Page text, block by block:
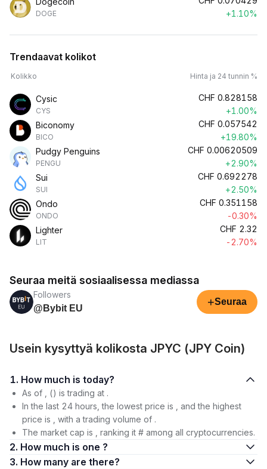
DOGE
+1.10%
Trendaavat kolikot
Kolikko Hinta ja 24 tunnin %
Cysic
CYS
CHF 0.828158
+1.00%
Biconomy
BICO
CHF 0.057542
+19.80%
Pudgy Penguins
PENGU
CHF 0.00620509
+2.90%
Sui
SUI
CHF 0.692278
+2.50%
Ondo
ONDO
CHF 0.351158
-0.30%
Lighter
LIT
CHF 2.32
-2.70%
Seuraa meitä sosiaalisessa mediassa
Followers
@Bybit EU
+Seuraa
Usein kysyttyä kolikosta JPYC (JPY Coin)
1. How much is today?
As of , () is trading at .
In the last 24 hours, the lowest price is , and the highest
price is , with a trading volume of .
The market cap is , ranking it # among all cryptocurrencies.
2. How much is one ?
3. How many are there?